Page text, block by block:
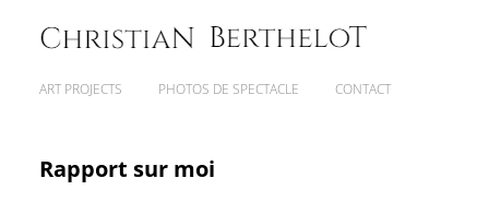
ART PROJECTS PHOTOS DE SPECTACLE CONTACT
Rapport sur moi